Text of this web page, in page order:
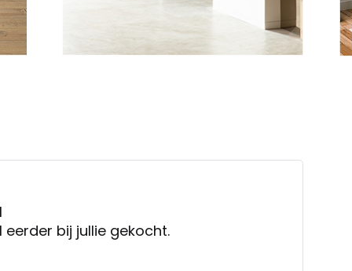
eerder bij jullie gekocht.